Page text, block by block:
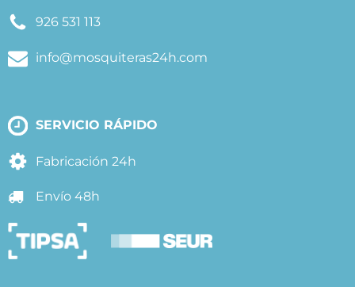
926 531 113
info@mosquiteras24h.com
SERVICIO RÁPIDO
Fabricación 24h
Envío 48h